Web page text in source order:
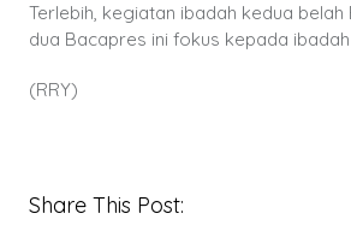
Terlebih, kegiatan ibadah kedua
dua Bacapres ini fokus kepada
(RRY)
Share This Post: